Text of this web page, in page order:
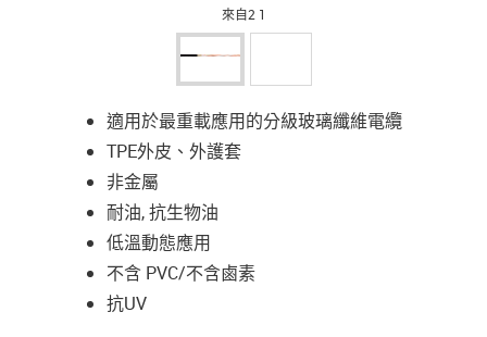
來自2 1
適用於最重載應用的分級玻璃纖維電纜
TPE外皮、外護套
非金屬
耐油, 抗生物油
低溫動態應用
不含 PVC/不含鹵素
抗UV